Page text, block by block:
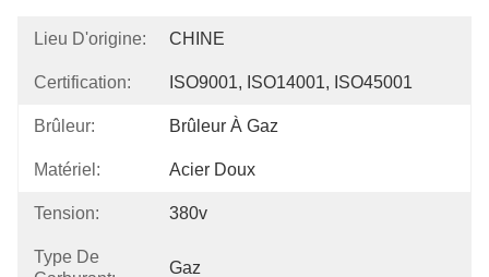
Lieu D'origine: CHINE
Certification: ISO9001, ISO14001, ISO45001
Brûleur: Brûleur À Gaz
Matériel: Acier Doux
Tension: 380v
Type De
Gaz